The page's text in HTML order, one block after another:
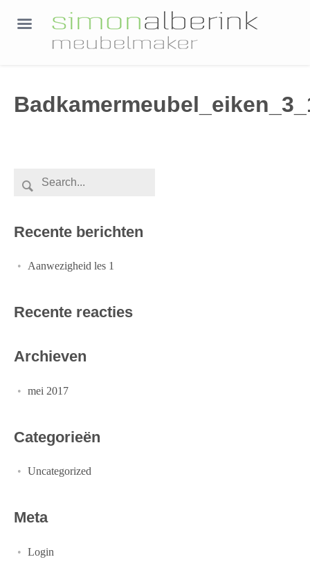
Recente berichten
Aanwezigheid les 1
Recente reacties
Archieven
mei 2017
Categorieën
Uncategorized
Meta
Login